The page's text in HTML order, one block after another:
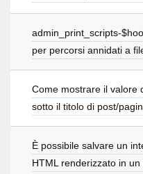
admin_print_scripts-
per percorsi annidati a
Come mostrare il valore
sotto il titolo di post/
È possibile salvare un
HTML renderizzato in